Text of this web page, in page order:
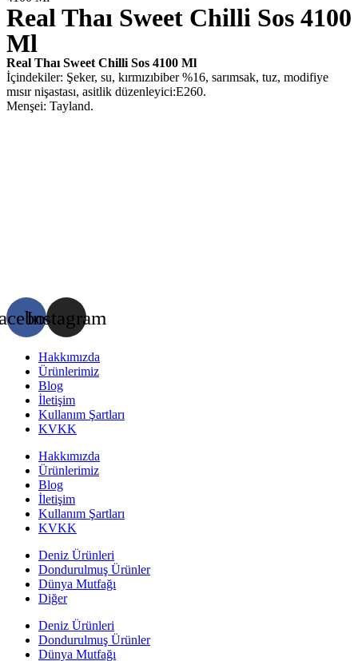
Real Thaı Sweet Chilli Sos 4100
Ml
Real Thaı Sweet Chilli Sos 4100 Ml
İçindekiler: Şeker, su, kırmızıbiber %16, sarımsak, tuz, modifiye
mısır nişastası, asitlik düzenleyici:E260.
Menşei: Tayland.
Instagram
Hakkımızda
Ürünlerimiz
Blog
İletişim
Kullanım Şartları
KVKK
Hakkımızda
Ürünlerimiz
Blog
İletişim
Kullanım Şartları
KVKK
Deniz Ürünleri
Dondurulmuş Ürünler
Dünya Mutfağı
Diğer
Deniz Ürünleri
Dondurulmuş Ürünler
Dünya Mutfağı